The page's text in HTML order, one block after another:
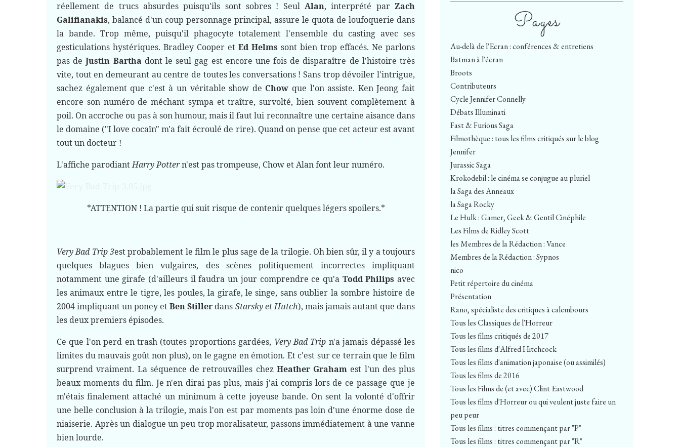
réellement de trucs absurdes puisqu'ils sont sobres ! Seul Alan, interprété par Zach
Galifianakis, balancé d'un coup personnage principal, assure le quota de loufoquerie dans
la bande. Trop même, puisqu'il phagocyte totalement l'ensemble du casting avec ses
gesticulations hystériques. Bradley Cooper et Ed Helms sont bien trop effacés. Ne parlons
pas deJustin Bartha dont le seul gag est encore une fois de disparaître de l'histoire très
vite, tout en demeurant au centre de toutes les conversations ! Sans trop dévoiler l'intrigue,
sachez également que c'est à un véritable show de Chow que l'on assiste. Ken Jeong fait
encore son numéro de méchant sympa et traître, survolté, bien souvent complètement à
poil. On accroche ou pas à son humour, mais il faut lui reconnaître une certaine aisance dans
le domaine ("I love cocaïn" m'a fait écroulé de rire). Quand on pense que cet acteur est avant
tout un docteur !
L'affiche parodiantHarry Pottern'est pas trompeuse, Chow et Alan font leur numéro.
*ATTENTION ! La partie qui suit risque de contenir quelques légers spoilers.*
Very Bad Trip 3est probablement le film le plus sage de la trilogie. Oh bien sûr, il y a toujours
quelques blagues bien vulgaires, des scènes politiquement incorrectes impliquant
notamment une girafe (d'ailleurs il faudra un jour comprendre ce qu'a Todd Philips avec
les animaux entre le tigre, les poules, la girafe, le singe, sans oublier la sombre histoire de
2004 impliquant un poney etBen Stillerdans Starsky et Hutch), mais jamais autant que dans
les deux premiers épisodes.
Ce que l'on perd en trash (toutes proportions gardées, Very Bad Trip n'a jamais dépassé les
limites du mauvais goût non plus), on le gagne en émotion. Et c'est sur ce terrain que le film
surprend vraiment. La séquence de retrouvailles chez Heather Graham est l'un des plus
beaux moments du film. Je n'en dirai pas plus, mais j'ai compris lors de ce passage que je
m'étais finalement attaché un minimum à cette joyeuse bande. On sent la volonté d'offrir
une belle conclusion à la trilogie, mais l'on est par moments pas loin d'une énorme dose de
niaiserie. Après un dialogue un peu trop moralisateur, passons immédiatement à une vanne
bien lourde.
Pages
Au-delà de l'Ecran : conférences & entretiens
Batman à l'écran
Broots
Contributeurs
Cycle Jennifer Connelly
Débats Illuminati
Fast & Furious Saga
Filmothèque : tous les films critiqués sur le blog
Jennifer
Jurassic Saga
Krokodebil : le cinéma se conjugue au pluriel
la Saga des Anneaux
la Saga Rocky
Le Hulk : Gamer, Geek & Gentil Cinéphile
Les Films de Ridley Scott
les Membres de la Rédaction : Vance
Membres de la Rédaction : Sypnos
nico
Petit répertoire du cinéma
Présentation
Rano, spécialiste des critiques à calembours
Tous les Classiques de l'Horreur
Tous les films critiqués de 2017
Tous les films d'Alfred Hitchcock
Tous les films d'animation japonaise (ou assimilés)
Tous les films de 2016
Tous les Films de (et avec) Clint Eastwood
Tous les films d'Horreur ou qui veulent juste faire un
peu peur
Tous les films : titres commençant par "P"
Tous les films : titres commençant par "R"